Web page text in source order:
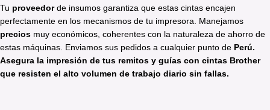
Tu proveedorde insumos garantiza que estas cintas encajen
perfectamente en los mecanismos de tu impresora. Manejamos
precios muy económicos, coherentes con la naturaleza de ahorro de
estas máquinas. Enviamos sus pedidos a cualquier punto de Perú.
Asegura la impresión de tus remitos y guías con cintas Brother
que resisten el alto volumen de trabajo diario sin fallas.